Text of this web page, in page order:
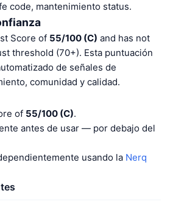
code, mantenimiento status.
Score of 55/100 (C) and has not
threshold (70+). Esta puntuación
de señales de
comunidad y calidad.
of 55/100 (C).
antes de usar — por debajo del
usando la Nerq